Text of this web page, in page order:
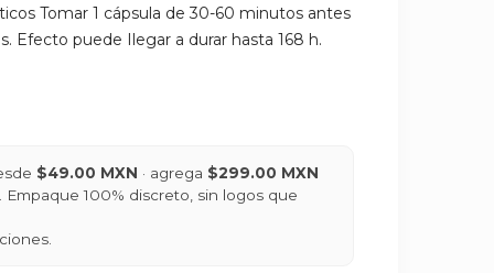
Tomar 1 cápsula de 30-60 minutos antes
Efecto puede Ilegar a durar hasta 168 h.
$49.00 MXN · agrega $299.00 MXN
Empaque 100% discreto, sin logos que